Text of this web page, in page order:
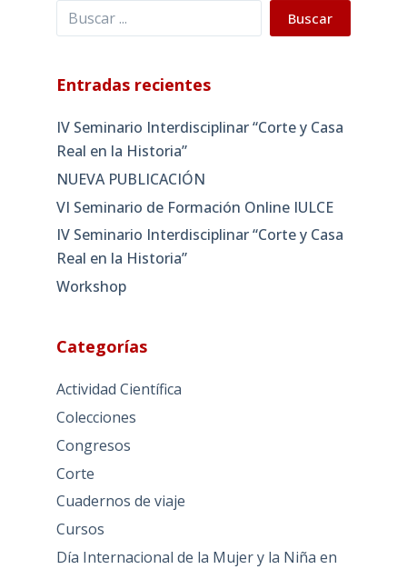
Buscar Buscar
Entradas recientes
IV Seminario Interdisciplinar “Corte y Casa
Real en la Historia”
NUEVA PUBLICACIÓN
VI Seminario de Formación Online IULCE
IV Seminario Interdisciplinar “Corte y Casa
Real en la Historia”
Workshop
Categorías
Actividad Científica
Colecciones
Congresos
Corte
Cuadernos de viaje
Cursos
Día Internacional de la Mujer y la Niña en